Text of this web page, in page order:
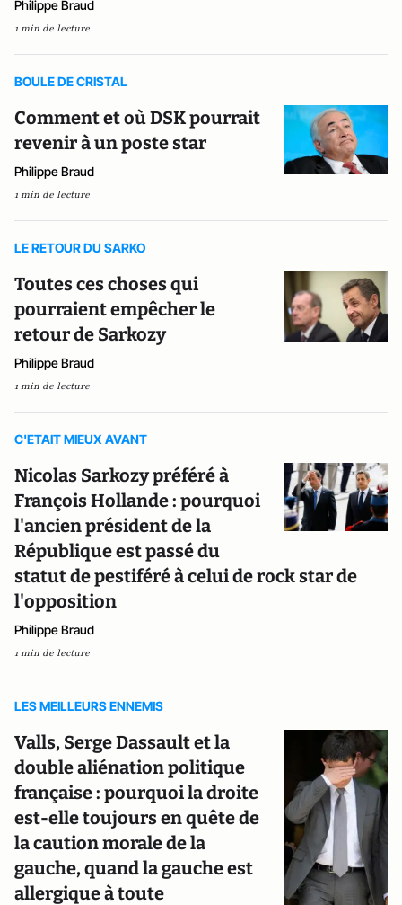
Philippe Braud
1 min de lecture
BOULE DE CRISTAL
Comment et où DSK pourrait
revenir à un poste star
Philippe Braud
1 min de lecture
LE RETOUR DU SARKO
Toutes ces choses qui
pourraient empêcher le
retour de Sarkozy
Philippe Braud
1 min de lecture
C'ETAIT MIEUX AVANT
Nicolas Sarkozy préféré à
François Hollande : pourquoi
l'ancien président de la
République est passé du
statut de pestiféré à celui de rock star de
l'opposition
Philippe Braud
1 min de lecture
LES MEILLEURS ENNEMIS
Valls, Serge Dassault et la
double aliénation politique
française : pourquoi la droite
est-elle toujours en quête de
la caution morale de la
gauche, quand la gauche est
allergique à toute